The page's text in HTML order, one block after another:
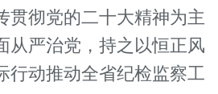
贯彻党的二十大精神为主
从严治党，持之以恒正风
行动推动全省纪检监察工